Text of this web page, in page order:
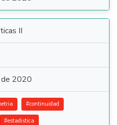
II
de 2020
#continuidad
#estadistica